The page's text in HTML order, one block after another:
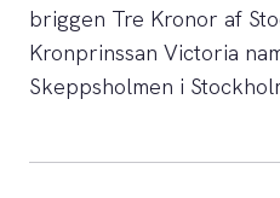
briggen Tre Kronor af
Kronprinssan Victoria
Skeppsholmen i